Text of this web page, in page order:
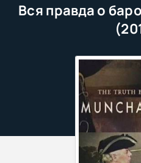
Вся правда о